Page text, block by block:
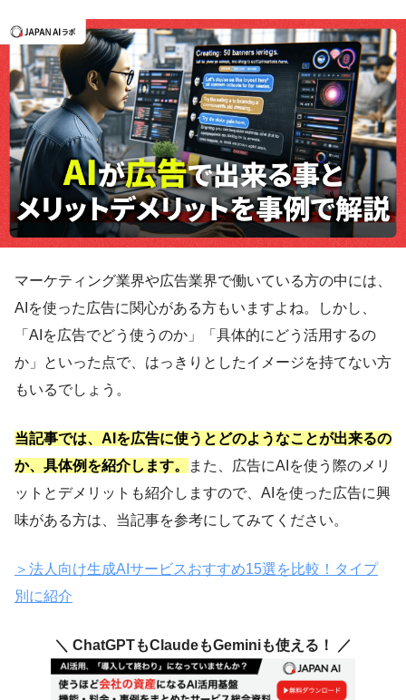
マーケティング業界や広告業界で働いている方の中には、
AIを使った広告に関心がある方もいますよね。しかし、
「AIを広告でどう使うのか」「具体的にどう活用するの
か」といった点で、はっきりとしたイメージを持てない方
もいるでしょう。
当記事では、AIを広告に使うとどのようなことが出来るの
か、具体例を紹介します。
また、広告にAIを使う際のメリ
ットとデメリットも紹介しますので、AIを使った広告に興
味がある方は、当記事を参考にしてみてください。
＞法人向け生成AIサービスおすすめ15選を比較！タイプ
別に紹介
＼ ChatGPTもClaudeもGeminiも使える！ ／